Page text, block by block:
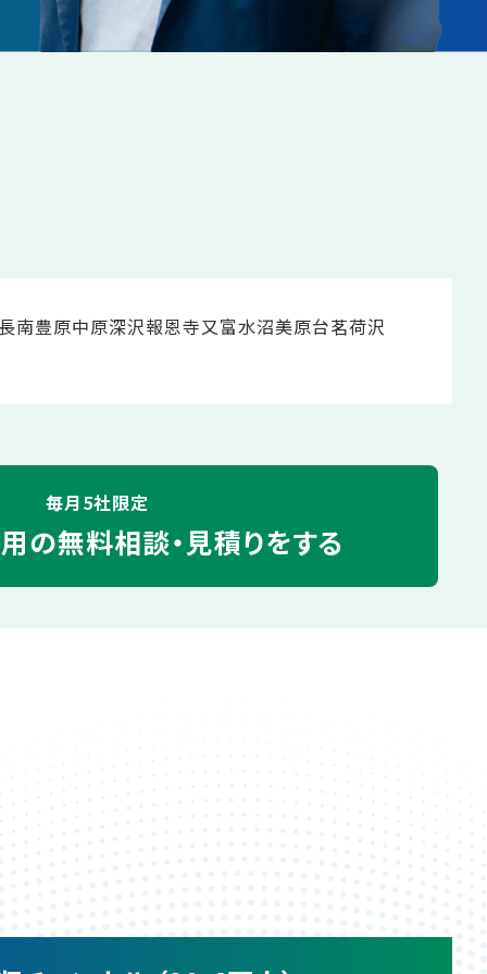
南豊原中原深沢報恩寺又富水沼美原台茗荷沢
毎月5社限定
の無料相談・見積りをする